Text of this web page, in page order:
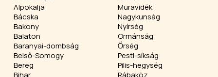
Alpokalja
Bácska
Bakony
Balaton
Baranyai-dombság
Belső-Somogy
Bereg
Bihar
Muravidék
Nagykunság
Nyírség
Ormánság
Őrség
Pesti-síkság
Pilis-hegység
Rábaköz